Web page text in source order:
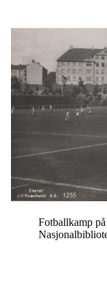
Fotballkamp